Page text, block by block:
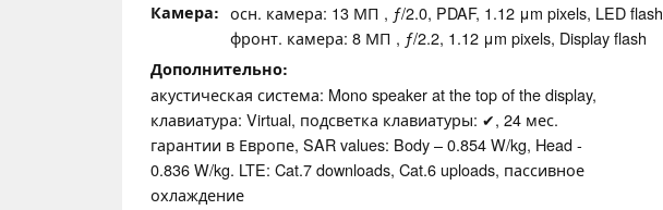
Камера
осн. камера: 13 МП , ƒ/2.0, PDAF, 1.12 μm pixels, LED flash
фронт. камера: 8 МП , ƒ/2.2, 1.12 μm pixels, Display flash
Дополнительно
акустическая система: Mono speaker at the top of the display,
клавиатура: Virtual, подсветка клавиатуры: ✔, 24 мес.
гарантии в Европе, SAR values: Body – 0.854 W/kg, Head -
0.836 W/kg. LTE: Cat.7 downloads, Cat.6 uploads, пассивное
охлаждение